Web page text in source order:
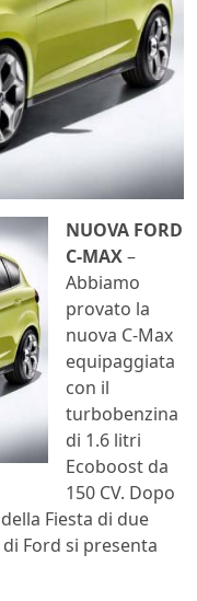
NUOVA FORD
C-MAX–
Abbiamo
provato la
nuova C-Max
equipaggiata
con il
turbobenzina
di 1.6 litri
Ecoboost da
150 CV. Dopo
Fiesta di due
Ford si presenta